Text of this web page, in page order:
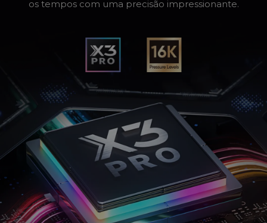
os tempos com uma precisão impressionante.